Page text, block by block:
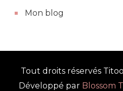
Mon blog
Tout droits réservés
Développé par Blossom